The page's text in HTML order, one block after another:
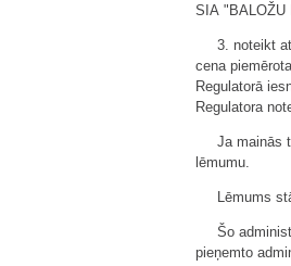
SIA "BALOŽU
3. noteikt
cena
Regulatorā
Regulatora
Ja mainās
lēmumu.
Lēmums
Šo
pieņemto